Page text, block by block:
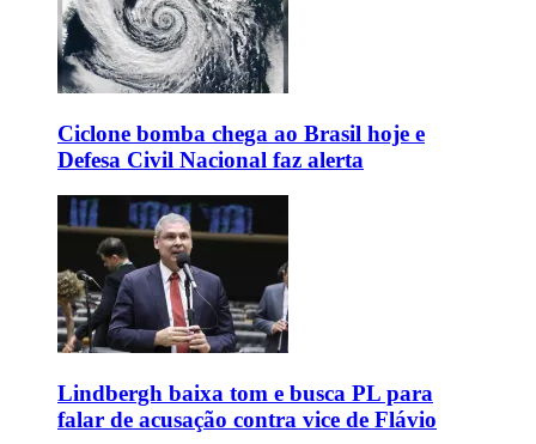
Ciclone bomba chega ao Brasil hoje e
Defesa Civil Nacional faz alerta
Lindbergh baixa tom e busca PL para
falar de acusação contra vice de Flávio